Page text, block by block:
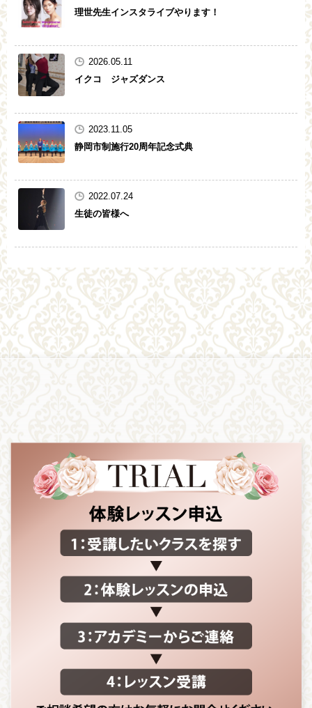
理世先生インスタライブやります！
2026.05.11
イクコ ジャズダンス
2023.11.05
静岡市制施行20周年記念式典
2022.07.24
生徒の皆様へ